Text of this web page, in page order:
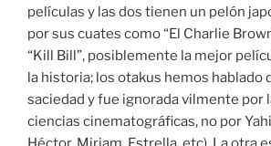
películas y las dos tienen un pelón
por sus cuates como “El Charlie
“Kill Bill”, posiblemente la mejor
la historia; los otakus hemos hablado
saciedad y fue ignorada vilmente por
ciencias cinematográficas, no por